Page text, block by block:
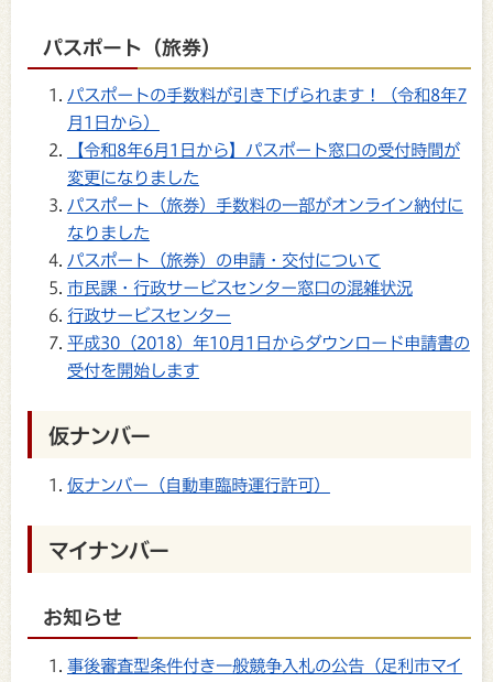
パスポート（旅券）
パスポートの手数料が引き下げられます！（令和8年7
月1日から）
【令和8年6月1日から】パスポート窓口の受付時間が
変更になりました
パスポート（旅券）手数料の一部がオンライン納付に
なりました
パスポート（旅券）の申請・交付について
市民課・行政サービスセンター窓口の混雑状況
行政サービスセンター
平成30（2018）年10月1日からダウンロード申請書の
受付を開始します
仮ナンバー
仮ナンバー（自動車臨時運行許可）
マイナンバー
お知らせ
事後審査型条件付き一般競争入札の公告（足利市マイ